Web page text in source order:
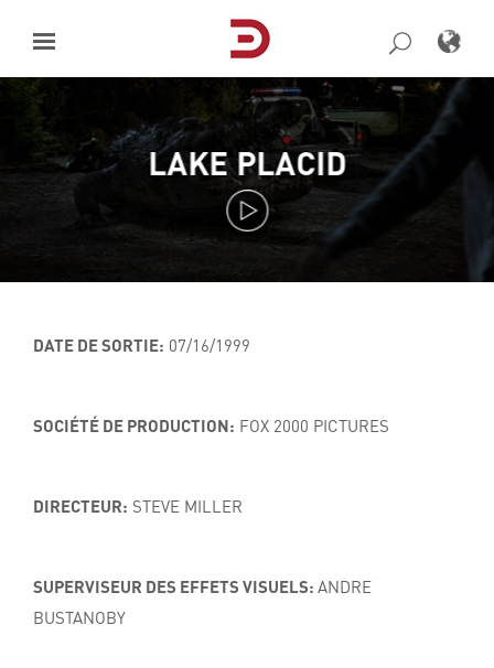
content
LAKE PLACID
DATE DE SORTIE: 07/16/1999
SOCIÉTÉ DE PRODUCTION: FOX 2000 PICTURES
DIRECTEUR: STEVE MILLER
SUPERVISEUR DES EFFETS VISUELS: ANDRE
BUSTANOBY